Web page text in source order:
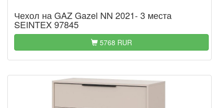
Чехол на GAZ Gazel NN 2021- 3 места
SEINTEX 97845
5768 RUR